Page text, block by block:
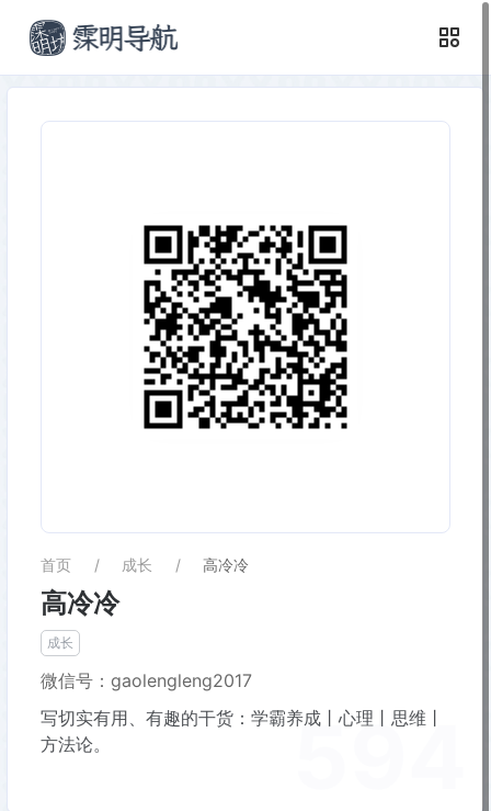
首页 成长 高冷冷
高冷冷
成长
微信号：gaolengleng2017
写切实有用、有趣的干货：学霸养成丨心理丨思维丨
方法论。
594